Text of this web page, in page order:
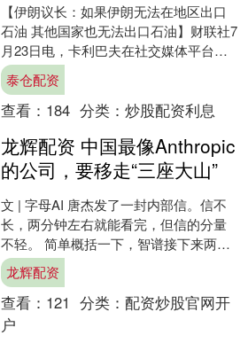
【伊朗议长：如果伊朗无法在地区出口
石油 其他国家也无法出口石油】财联社7
月23日电，卡利巴夫在社交媒体平台发
文说，这场战争的逻辑十分明确，即“要
么所有人都有，要....
泰仓配资
查看： 184 分类： 炒股配资利息
龙辉配资 中国最像Anthropic
的公司，要移走“三座大山”
文 | 字母AI 唐杰发了一封内部信。信不
长，两分钟左右就能看完，但信的分量
不轻。 简单概括一下，智谱接下来两年
要启动“Touch High（摸高）计划”，把
资....
龙辉配资
查看： 121 分类： 配资炒股官网开
户